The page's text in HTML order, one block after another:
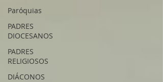
Paróquias
PADRES
DIOCESANOS
PADRES
RELIGIOSOS
DIÁCONOS